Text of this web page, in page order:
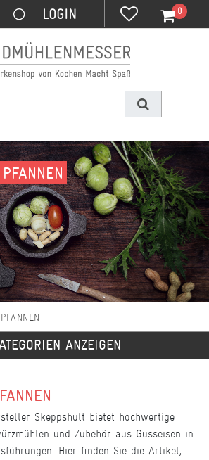
0
PFANNEN
ANZEIGEN
Skeppshult bietet hochwertige
und Zubehör aus Gusseisen in
Hier finden Sie die Artikel,